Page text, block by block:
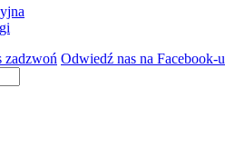
zadzwoń Odwiedź nas na Facebook-u